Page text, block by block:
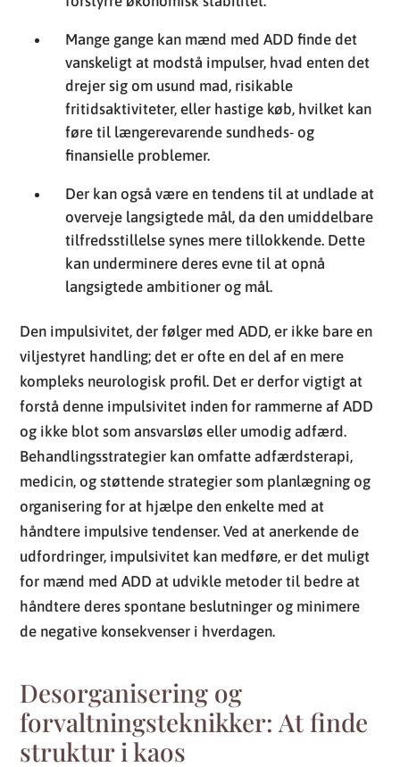
Mange gange kan mænd med ADD finde det
vanskeligt at modstå impulser, hvad enten det
drejer sig om usund mad, risikable
fritidsaktiviteter, eller hastige køb, hvilket kan
føre til længerevarende sundheds- og
finansielle problemer.
Der kan også være en tendens til at undlade at
overveje langsigtede mål, da den umiddelbare
tilfredsstillelse synes mere tillokkende. Dette
kan underminere deres evne til at opnå
langsigtede ambitioner og mål.
Den impulsivitet, der følger med ADD, er ikke bare en
viljestyret handling; det er ofte en del af en mere
kompleks neurologisk profil. Det er derfor vigtigt at
forstå denne impulsivitet inden for rammerne af ADD
og ikke blot som ansvarsløs eller umodig adfærd.
Behandlingsstrategier kan omfatte adfærdsterapi,
medicin, og støttende strategier som planlægning og
organisering for at hjælpe den enkelte med at
håndtere impulsive tendenser. Ved at anerkende de
udfordringer, impulsivitet kan medføre, er det muligt
for mænd med ADD at udvikle metoder til bedre at
håndtere deres spontane beslutninger og minimere
de negative konsekvenser i hverdagen.
Desorganisering og
forvaltningsteknikker: At finde
struktur i kaos